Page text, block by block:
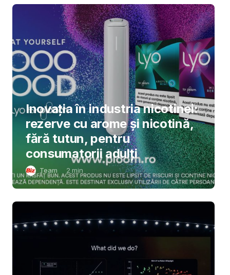
Inovația în industria nicotinei:
rezerve cu arome și nicotină,
fără tutun, pentru
consumatorii adulți
Team 2 min